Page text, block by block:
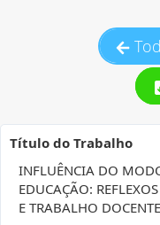
Título do Trabalho
INFLUÊNCIA DO
EDUCAÇÃO:
E TRABALHO DOCENTE